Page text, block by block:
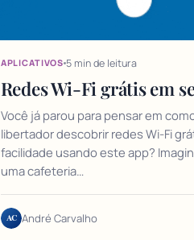
APLICATIVOS 5 min de leitura
Redes Wi-Fi grátis em
Você já parou para pensar em
libertador descobrir redes Wi-Fi
facilidade usando este app?
uma cafeteria…
AC André Carvalho